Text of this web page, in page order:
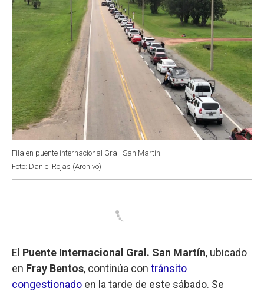
Fila en puente internacional Gral. San Martín.
Foto: Daniel Rojas (Archivo)
El Puente Internacional Gral. San Martín, ubicado
en Fray Bentos, continúa con tránsito
congestionado en la tarde de este sábado. Se